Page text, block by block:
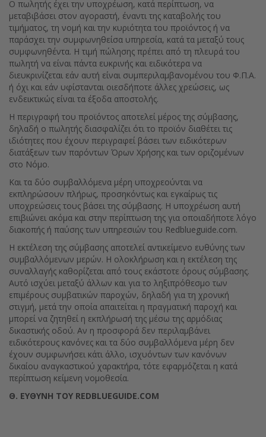
Ο πωλητής έχει την υποχρέωση, κατά περίπτωση, να
μεταβιβάσει στον αγοραστή, έναντι της καταβολής του
τιμήματος, τη νομή και την κυριότητα του προϊόντος ή να
παράσχει την συμφωνηθείσα υπηρεσία, κατά τα μεταξύ τους
συμφωνηθέντα. Η τιμή πώλησης πρέπει από τη πλευρά του
πωλητή να είναι πάντα ευκρινής και ειδικότερα να
διευκρινίζεται εάν αυτή είναι συμπεριλαμβανομένου του Φ.Π.Α.
ή όχι και εάν υφίστανται οιεσδήποτε άλλες χρεώσεις, ως
ενδεικτικώς είναι τα έξοδα αποστολής.
Η περιγραφή του προϊόντος αποτελεί μέρος της σύμβασης,
δηλαδή ο πωλητής διασφαλίζει ότι το προϊόν διαθέτει τις
ιδιότητες που έχουν περιγραφεί βάσει των ειδικότερων
διατάξεων των παρόντων Όρων Χρήσης και των οριζομένων
στο Νόμο.
Και τα δύο συμβαλλόμενα μέρη υποχρεούνται να
εκπληρώσουν πλήρως, προσηκόντως και εγκαίρως τις
υποχρεώσεις τους βάσει της σύμβασης. Η υποχρέωση αυτή
επιβιώνει ακόμα και στην περίπτωση της για οποιαδήποτε λόγο
διακοπής ή παύσης των υπηρεσιών του Redblueguide.com.
Η εκτέλεση της σύμβασης αποτελεί αντικείμενο ευθύνης των
συμβαλλόμενων μερών. Η ολοκλήρωση και η εκτέλεση της
συναλλαγής καθορίζεται από τους εκάστοτε όρους σύμβασης.
Αυτό ισχύει μεταξύ άλλων και για το ληξιπρόθεσμο των
επιμέρους συμβατικών παροχών, δηλαδή για τη χρονική
στιγμή, μετά την οποία απαιτείται η πραγματική παροχή και
μπορεί να ζητηθεί η εκπλήρωσή της μέσω της αρμόδιας
δικαστικής οδού. Αν η προσφορά δεν περιλαμβάνει
ειδικότερους κανόνες και τα δύο συμβαλλόμενα μέρη δεν
έχουν συμφωνήσει κάτι άλλο, ισχυόντων των κανόνων
δικαίου αναγκαστικού χαρακτήρα, τότε εφαρμόζεται η κατά
περίπτωση κείμενη νομοθεσία.
Θ. ΕΥΘΥΝΗ ΤΟΥ REDBLUEGUIDE.COM